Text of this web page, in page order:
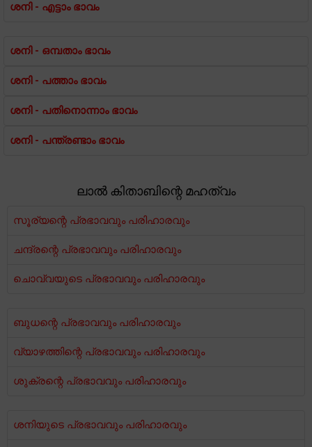
ശനി - എട്ടാം ഭാവം
ശനി - ഒമ്പതാം ഭാവം
ശനി - പത്താം ഭാവം
ശനി - പതിനൊന്നാം ഭാവം
ശനി - പന്ത്രണ്ടാം ഭാവം
ലാൽ കിതാബിന്റെ മഹത്വം
സൂര്യന്റെ പ്രഭാവവും പരിഹാരവും
ചന്ദ്രന്റെ പ്രഭാവവും പരിഹാരവും
ചൊവ്വയുടെ പ്രഭാവവും പരിഹാരവും
ബുധന്റെ പ്രഭാവവും പരിഹാരവും
വ്യാഴത്തിന്റെ പ്രഭാവവും പരിഹാരവും
ശുക്രന്റെ പ്രഭാവവും പരിഹാരവും
ശനിയുടെ പ്രഭാവവും പരിഹാരവും